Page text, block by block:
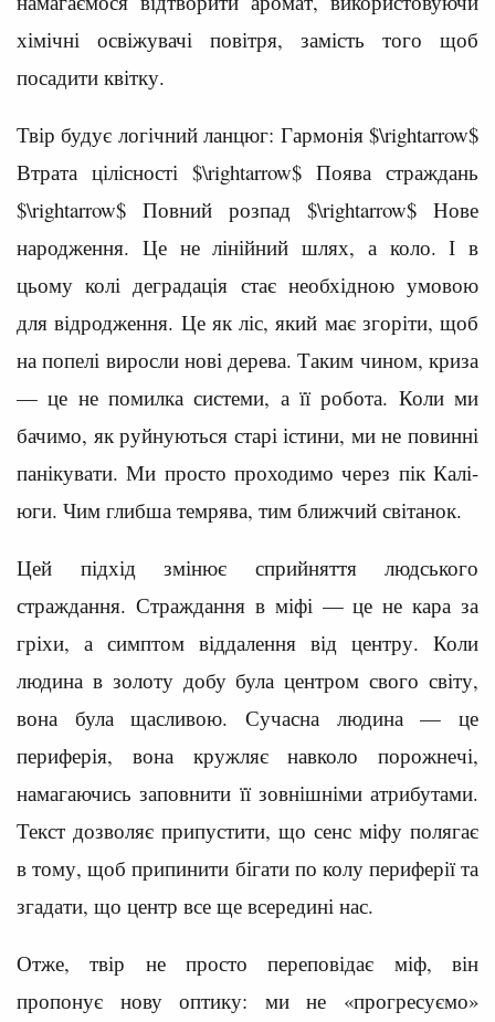
хімічні освіжувачі повітря, замість того щоб
посадити квітку.
Твір будує логічний ланцюг: Гармонія $\rightarrow$
Втрата цілісності $\rightarrow$ Поява страждань
$\rightarrow$ Повний розпад $\rightarrow$ Нове
народження. Це не лінійний шлях, а коло. І в
цьому колі деградація стає необхідною умовою
для відродження. Це як ліс, який має згоріти, щоб
на попелі виросли нові дерева. Таким чином, криза
— це не помилка системи, а її робота. Коли ми
бачимо, як руйнуються старі істини, ми не повинні
панікувати. Ми просто проходимо через пік Калі-
юги. Чим глибша темрява, тим ближчий світанок.
Цей підхід змінює сприйняття людського
страждання. Страждання в міфі — це не кара за
гріхи, а симптом віддалення від центру. Коли
людина в золоту добу була центром свого світу,
вона була щасливою. Сучасна людина — це
периферія, вона кружляє навколо порожнечі,
намагаючись заповнити її зовнішніми атрибутами.
Текст дозволяє припустити, що сенс міфу полягає
в тому, щоб припинити бігати по колу периферії та
згадати, що центр все ще всередині нас.
Отже, твір не просто переповідає міф, він
пропонує нову оптику: ми не «прогресуємо»